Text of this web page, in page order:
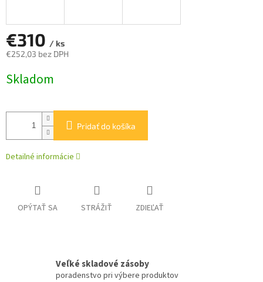
€310 / ks
€252,03 bez DPH
cena:
Skladom
Pridať do košíka
Detailné informácie
OPÝTAŤ SA STRÁŽIŤ ZDIEĽAŤ
Veľké skladové zásoby
poradenstvo pri výbere produktov